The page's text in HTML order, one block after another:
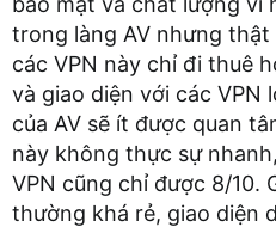
trong làng AV nhưng
các VPN này chỉ đi thuê
và giao diện với các VPN
của AV sẽ ít được quan
này không thực sự
VPN cũng chỉ được 8/10.
thường khá rẻ, giao diện